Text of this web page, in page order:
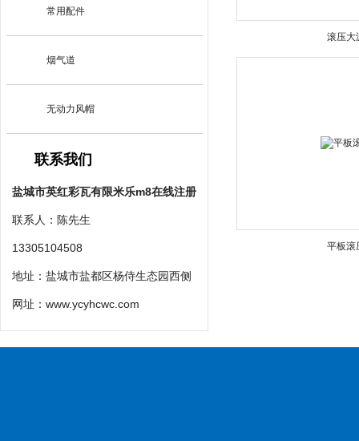
常用配件
烟气道
无动力风帽
联系我们
盐城市英红彩瓦有限米乐m8在线注册
联系人：陈先生
13305104508
地址：盐城市盐都区杨侍生态园西侧
网址： www.ycyhcwc.com
滚压大
平板滚